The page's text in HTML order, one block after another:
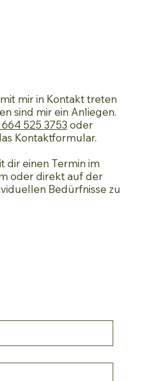
mir in Kontakt treten
sind mir ein Anliegen.
664 525 3753 oder
Kontaktformular.
dir einen Termin im
oder direkt auf der
Bedürfnisse zu